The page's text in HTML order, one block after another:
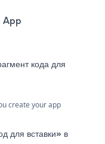
App
кода для
create your app
для вставки» в